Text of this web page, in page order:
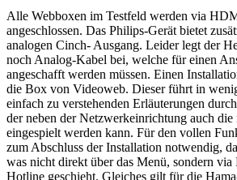
Alle Webboxen im Testfeld werden via
angeschlossen. Das Philips-Gerät bietet
analogen Cinch- Ausgang. Leider legt der
noch Analog-Kabel bei, welche für einen
angeschafft werden müssen. Einen
die Box von Videoweb. Dieser führt in
einfach zu verstehenden Erläuterungen
der neben der Netzwerkeinrichtung auch die
eingespielt werden kann. Für den vollen
zum Abschluss der Installation notwendig,
was nicht direkt über das Menü, sondern
Hotline geschieht. Gleiches gilt für die